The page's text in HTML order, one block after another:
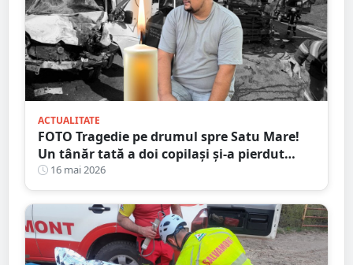
ACTUALITATE
FOTO Tragedie pe drumul spre Satu Mare!
Un tânăr tată a doi copilași și-a pierdut
viața într-un accident cumplit
16 mai 2026